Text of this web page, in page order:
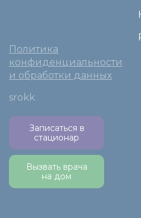
Политика
конфиденциальности
и обработки данных
srokk
Записаться в
стационар
Вызвать врача
на дом